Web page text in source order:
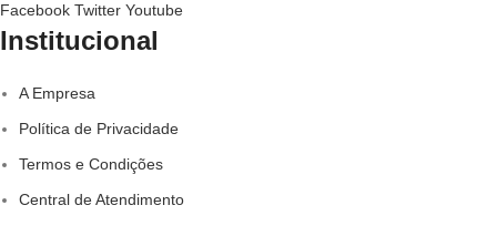
Facebook Twitter Youtube
Institucional
A Empresa
Política de Privacidade
Termos e Condições
Central de Atendimento